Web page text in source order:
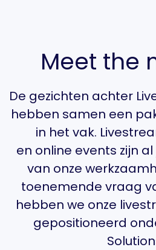
Meet the
De gezichten achter
hebben samen een
in het vak.
en online events zijn
van onze
toenemende vraag
hebben we onze
gepositioneerd